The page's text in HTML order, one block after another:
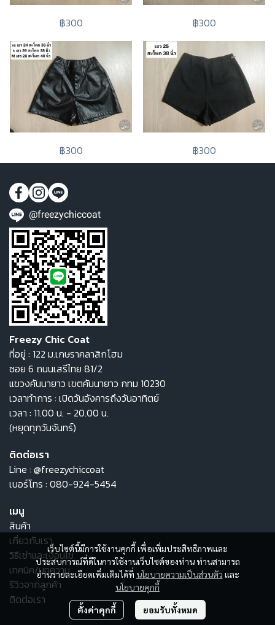
฿300 ฿300
฿300 ฿300
เว็บไซต์นี้มีการใช้งานคุกกี้ เพื่อเพิ่มประสิทธิภาพและ
ประสบการณ์ที่ดีในการใช้งานเว็บไซต์ของท่าน ท่านสามารถ
อ่านรายละเอียดเพิ่มเติมได้ที่ นโยบายความเป็นส่วนตัว และ
นโยบายคุกกี้
ตั้งค่าคุกกี้ ยอมรับทั้งหมด
@freezychiccoat
Freezy Chic Coat
ที่อยู่ : 122 ม.เกษราคลาสิกโฮม
ซอย 6 ถนนเสรีไทย 81/2
แขวงคันนายาว เขตคันนายาว กทม 10230
เวลาทำการ : เปิดวันอังคารถึงวันอาทิตย์
เวลา : 11.00 น. - 20.00 น.
(หยุดทุกวันจันทร์)
ติดต่อเรา
Line : @freezychiccoat
เบอร์โทร : 080-924-5454
เมนู
สินค้า
เกี่ยวกับเรา
วิธีเช่าและเงื่อนไข
เทคนิค/บทความ
รีวิวจากลูกค้า
ติดต่อเรา